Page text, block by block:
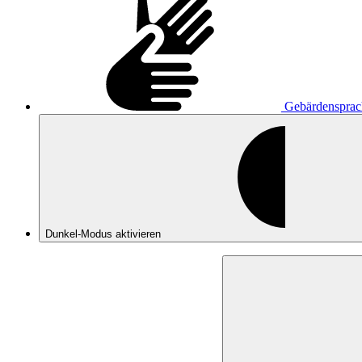
Dunkel-Modus aktivieren